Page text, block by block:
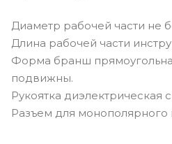
Диаметр рабочей части не
Длина рабочей части
Форма бранш
подвижны.
Рукоятка
Разъем для